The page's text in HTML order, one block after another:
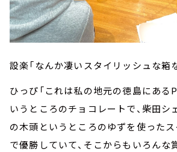
設楽「なんか凄いスタイリッシュな箱
ひっぴ「これは私の地元の徳島にある
いうところのチョコレートで、柴田シ
の木頭というところのゆずを使った
で優勝していて、そこからもいろんな